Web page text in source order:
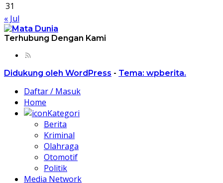
31
« Jul
Terhubung Dengan Kami
Didukung oleh WordPress - Tema: wpberita.
Daftar / Masuk
Home
Kategori
Berita
Kriminal
Olahraga
Otomotif
Politik
Media Network